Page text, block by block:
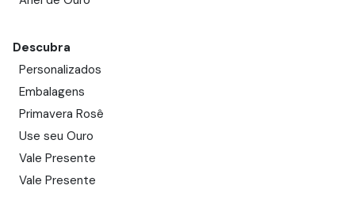
Descubra
Personalizados
Embalagens
Primavera Rosê
Use seu Ouro
Vale Presente
Vale Presente